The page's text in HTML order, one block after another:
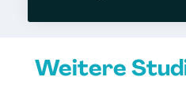
Weitere